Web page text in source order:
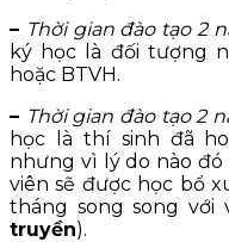
– Thời gian đào tạo 2
ký học là đối tượng
hoặc BTVH.
– Thời gian đào tạo 2
học là thí sinh đã
nhưng vì lý do nào
viên sẽ được học bổ
tháng song song
truyền).